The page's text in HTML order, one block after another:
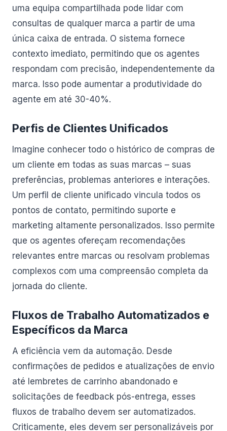
uma equipa compartilhada pode lidar com
consultas de qualquer marca a partir de uma
única caixa de entrada. O sistema fornece
contexto imediato, permitindo que os agentes
respondam com precisão, independentemente da
marca. Isso pode aumentar a produtividade do
agente em até 30-40%.
Perfis de Clientes Unificados
Imagine conhecer todo o histórico de compras de
um cliente em todas as suas marcas – suas
preferências, problemas anteriores e interações.
Um perfil de cliente unificado vincula todos os
pontos de contato, permitindo suporte e
marketing altamente personalizados. Isso permite
que os agentes ofereçam recomendações
relevantes entre marcas ou resolvam problemas
complexos com uma compreensão completa da
jornada do cliente.
Fluxos de Trabalho Automatizados e
Específicos da Marca
A eficiência vem da automação. Desde
confirmações de pedidos e atualizações de envio
até lembretes de carrinho abandonado e
solicitações de feedback pós-entrega, esses
fluxos de trabalho devem ser automatizados.
Criticamente, eles devem ser personalizáveis por